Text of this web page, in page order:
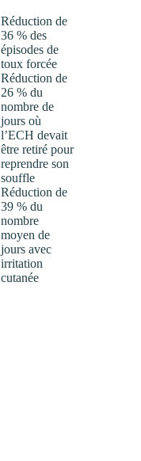
Réduction de
36 % des
épisodes de
toux forcée
Réduction de
26 % du
nombre de
jours où
l’ECH devait
être retiré pour
reprendre son
souffle
Réduction de
39 % du
nombre
moyen de
jours avec
irritation
cutanée